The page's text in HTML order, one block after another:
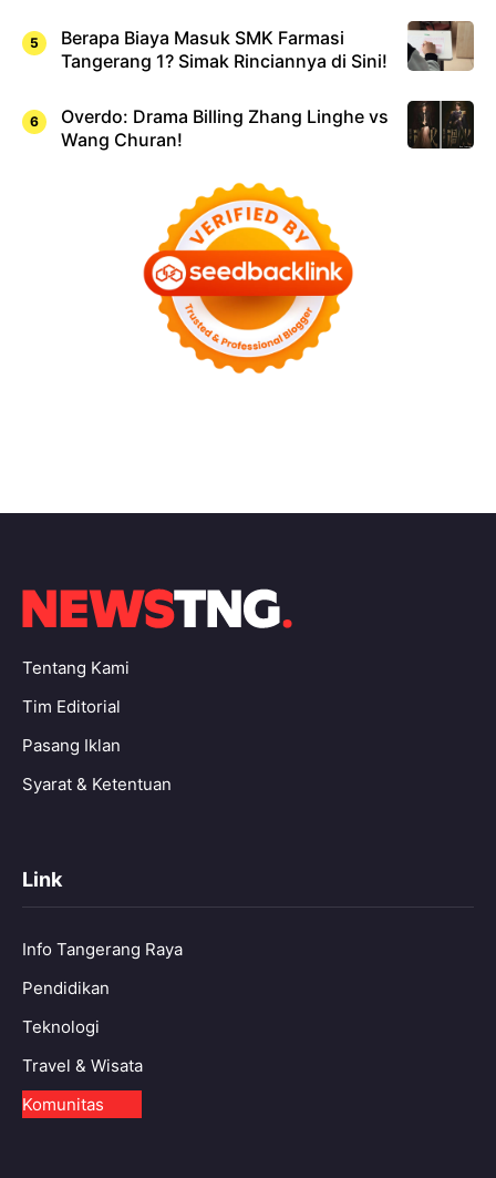
Berapa Biaya Masuk SMK Farmasi
Tangerang 1? Simak Rinciannya di Sini!
Overdo: Drama Billing Zhang Linghe vs
Wang Churan!
Tentang Kami
Tim Editorial
Pasang Iklan
Syarat & Ketentuan
Link
Info Tangerang Raya
Pendidikan
Teknologi
Travel & Wisata
Komunitas